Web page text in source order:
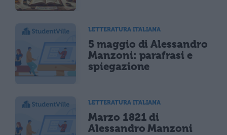
LETTERATURA ITALIANA
5 maggio di Alessandro
Manzoni: parafrasi e
spiegazione
LETTERATURA ITALIANA
Marzo 1821 di
Alessandro Manzoni